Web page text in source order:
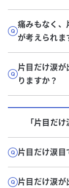
痛みもなく、
が考えられま
片目だけ涙が
りますか？
「片目だけ
片目だけ涙目
片目だけ涙が